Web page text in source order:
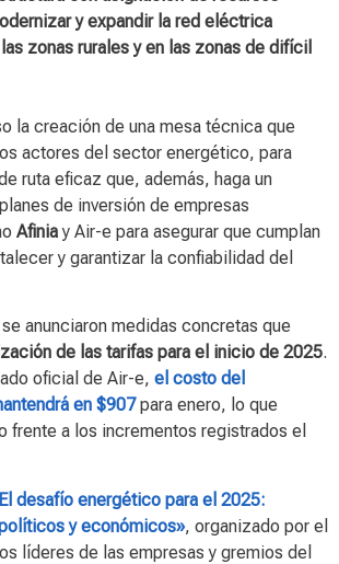
y expandir la red eléctrica
zonas rurales y en las zonas de difícil
la creación de una mesa técnica que
actores del sector energético, para
ruta eficaz que, además, haga un
de inversión de empresas
Afiniay Air-e para asegurar que cumplan
y garantizar la confiabilidad del
anunciaron medidas concretas que
de las tarifas para el inicio de 2025.
oficial de Air-e, el costo del
en $907 para enero, lo que
frente a los incrementos registrados el
desafío energético para el 2025:
y económicos», organizado por el
líderes de las empresas y gremios del